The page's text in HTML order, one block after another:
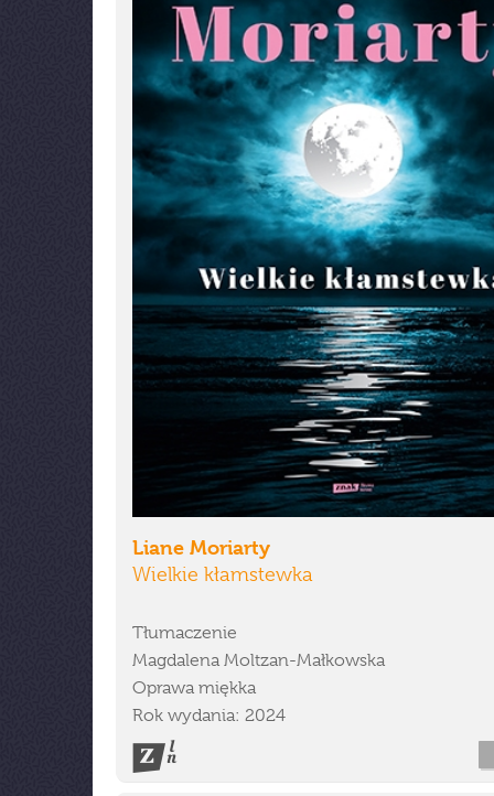
Liane Moriarty
Wielkie kłamstewka
Tłumaczenie
Magdalena Moltzan-Małkowska
Oprawa miękka
Rok wydania: 2024